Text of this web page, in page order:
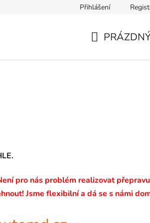
Přihlášení
pro nás problém realizovat přepravu
Jsme flexibilní a dá se s námi